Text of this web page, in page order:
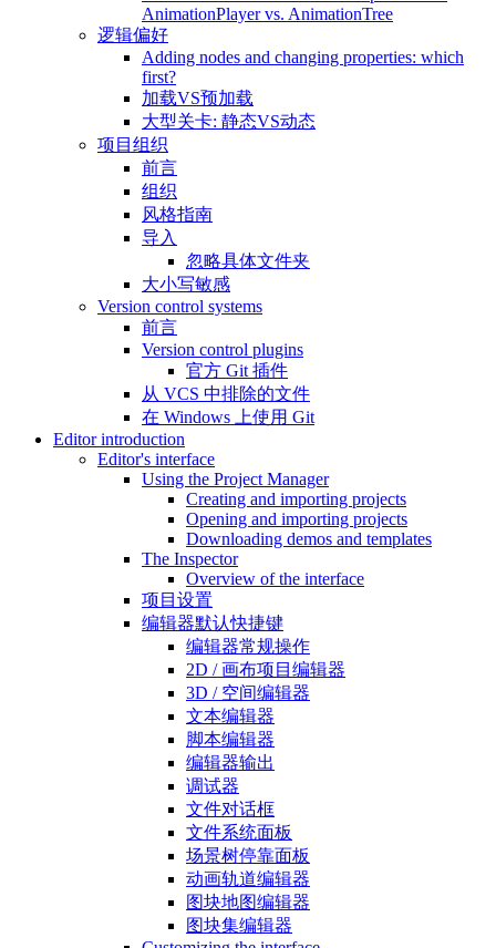
AnimationPlayer vs. AnimationTree
逻辑偏好
Adding nodes and changing properties: which
first?
加载VS预加载
大型关卡: 静态VS动态
项目组织
前言
组织
风格指南
导入
忽略具体文件夹
大小写敏感
Version control systems
前言
Version control plugins
官方 Git 插件
从 VCS 中排除的文件
在 Windows 上使用 Git
Editor introduction
Editor's interface
Using the Project Manager
Creating and importing projects
Opening and importing projects
Downloading demos and templates
The Inspector
Overview of the interface
项目设置
编辑器默认快捷键
编辑器常规操作
2D / 画布项目编辑器
3D / 空间编辑器
文本编辑器
脚本编辑器
编辑器输出
调试器
文件对话框
文件系统面板
场景树停靠面板
动画轨道编辑器
图块地图编辑器
图块集编辑器